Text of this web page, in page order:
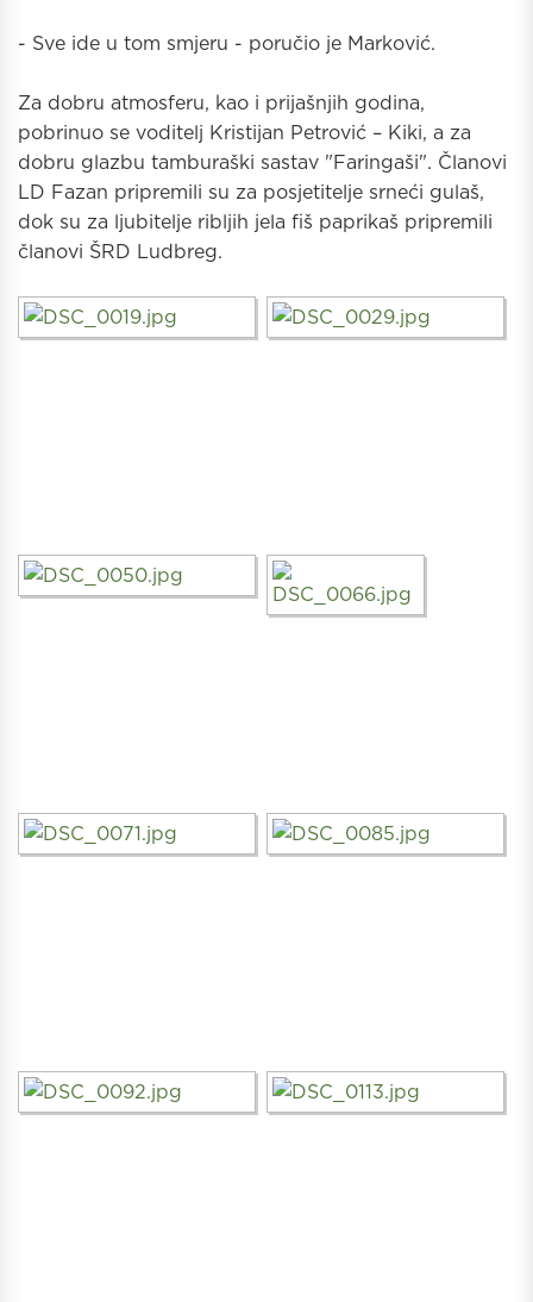
- Sve ide u tom smjeru - poručio je Marković.
Za dobru atmosferu, kao i prijašnjih godina,
pobrinuo se voditelj Kristijan Petrović – Kiki, a za
dobru glazbu tamburaški sastav "Faringaši". Članovi
LD Fazan pripremili su za posjetitelje srneći gulaš,
dok su za ljubitelje ribljih jela fiš paprikaš pripremili
članovi ŠRD Ludbreg.